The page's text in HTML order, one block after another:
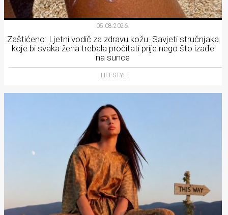
05.08.2026.
Zaštićeno: Ljetni vodič za zdravu kožu: Savjeti stručnjaka
koje bi svaka žena trebala pročitati prije nego što izađe
na sunce
LIFESTYLE